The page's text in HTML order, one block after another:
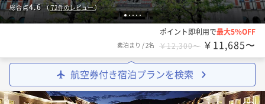
12345
総合点4.6（72件のレビュー）
ポイント即利用で最大5％OFF
素泊まり /2名 ￥12,300〜 ￥11,685〜
航空券付き宿泊プランを検索